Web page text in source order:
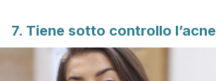
7. Tiene sotto controllo l’acne